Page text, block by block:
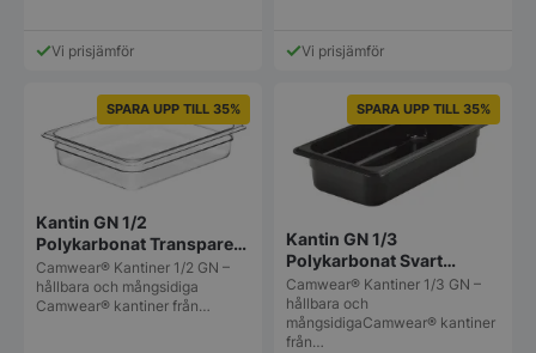
produkten
varianter.
De
olika
alternativen
produktsidan
Vi prisjämför
De
olika
Vi prisjämför
SPARA UPP TILL 35%
Kantin GN 1/2
Polykarbonat Transparent
Cambro Camwear
Camwear® Kantiner 1/2 GN –
hållbara och mångsidiga
Camwear® kantiner från…
SPARA UPP TILL 35%
Kantin GN 1/3
Polykarbonat Svart
Cambro Camwear
Camwear® Kantiner 1/3 GN –
hållbara och
mångsidigaCamwear® kantiner
från…